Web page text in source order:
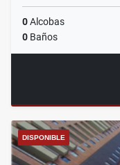
0Alcobas
0 Baños
DISPONIBLE